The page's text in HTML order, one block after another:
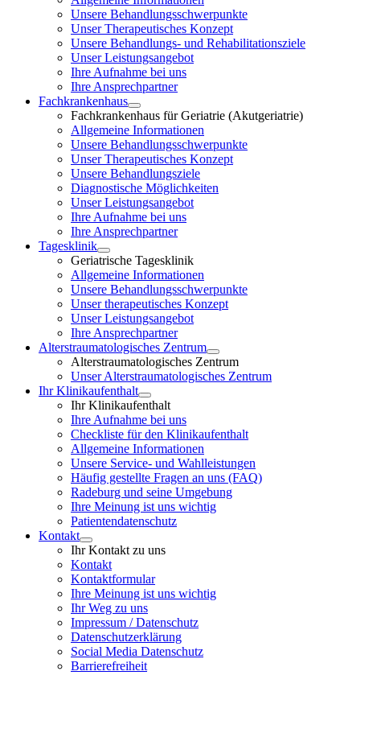
Unsere Behandlungsschwerpunkte
Unser Therapeutisches Konzept
Unsere Behandlungs- und Rehabilitationsziele
Unser Leistungsangebot
Ihre Aufnahme bei uns
Ihre Ansprechpartner
Fachkrankenhaus
Fachkrankenhaus für Geriatrie (Akutgeriatrie)
Allgemeine Informationen
Unsere Behandlungsschwerpunkte
Unser Therapeutisches Konzept
Unsere Behandlungsziele
Diagnostische Möglichkeiten
Unser Leistungsangebot
Ihre Aufnahme bei uns
Ihre Ansprechpartner
Tagesklinik
Geriatrische Tagesklinik
Allgemeine Informationen
Unsere Behandlungsschwerpunkte
Unser therapeutisches Konzept
Unser Leistungsangebot
Ihre Ansprechpartner
Alterstraumatologisches Zentrum
Alterstraumatologisches Zentrum
Unser Alterstraumatologisches Zentrum
Ihr Klinikaufenthalt
Ihr Klinikaufenthalt
Ihre Aufnahme bei uns
Checkliste für den Klinikaufenthalt
Allgemeine Informationen
Unsere Service- und Wahlleistungen
Häufig gestellte Fragen an uns (FAQ)
Radeburg und seine Umgebung
Ihre Meinung ist uns wichtig
Patientendatenschutz
Kontakt
Ihr Kontakt zu uns
Kontakt
Kontaktformular
Ihre Meinung ist uns wichtig
Ihr Weg zu uns
Impressum / Datenschutz
Datenschutzerklärung
Social Media Datenschutz
Barrierefreiheit